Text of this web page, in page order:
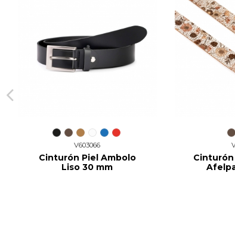
V603066
Cinturón Piel Ambolo
Liso 30 mm